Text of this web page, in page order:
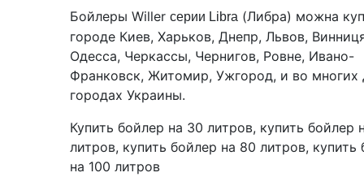
Бойлеры Willer серии Libra (Либра) можна
городе Киев, Харьков, Днепр, Львов,
Одесса, Черкассы, Чернигов, Ровне, Ивано-
Франковск, Житомир, Ужгород, и во многих
городах Украины.
Купить бойлер на 30 литров, купить бойлер
литров, купить бойлер на 80 литров, купить
на 100 литров